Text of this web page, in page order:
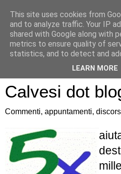
Calvesi dot
Commenti, appuntamenti,
This site uses cookies from
and to analyze traffic. Your IP
shared with Google along with
metrics to ensure quality of
statistics, and to detect and
LEARN MORE